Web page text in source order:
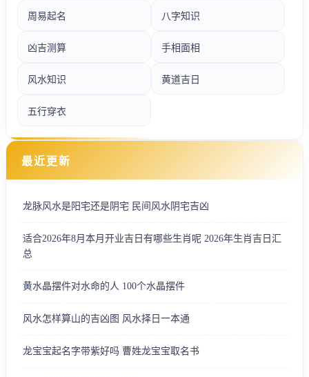
周易起名 八字知识
凶吉测算 手相面相
风水知识 黄道吉日
五行穿衣
最近更新
龙脉风水是阳宅还是阴宅 民间风水阴宅吉凶
适合2026年8月本月开业吉日有哪些生肖呢 2026年生肖吉日汇
总
黄水晶摆件对水命的人 100个水晶摆件
风水怎样算山的吉凶图 风水择日一本通
龙宝宝起名字带紫好吗 曹姓龙宝宝取名书